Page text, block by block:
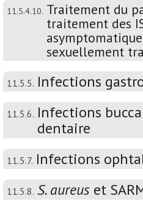
11.5.4.10. Traitement du
traitement des
sexuellement
11.5.5. Infections
11.5.6. Infections
dentaire
11.5.7. Infections
11.5.8. S. aureus et